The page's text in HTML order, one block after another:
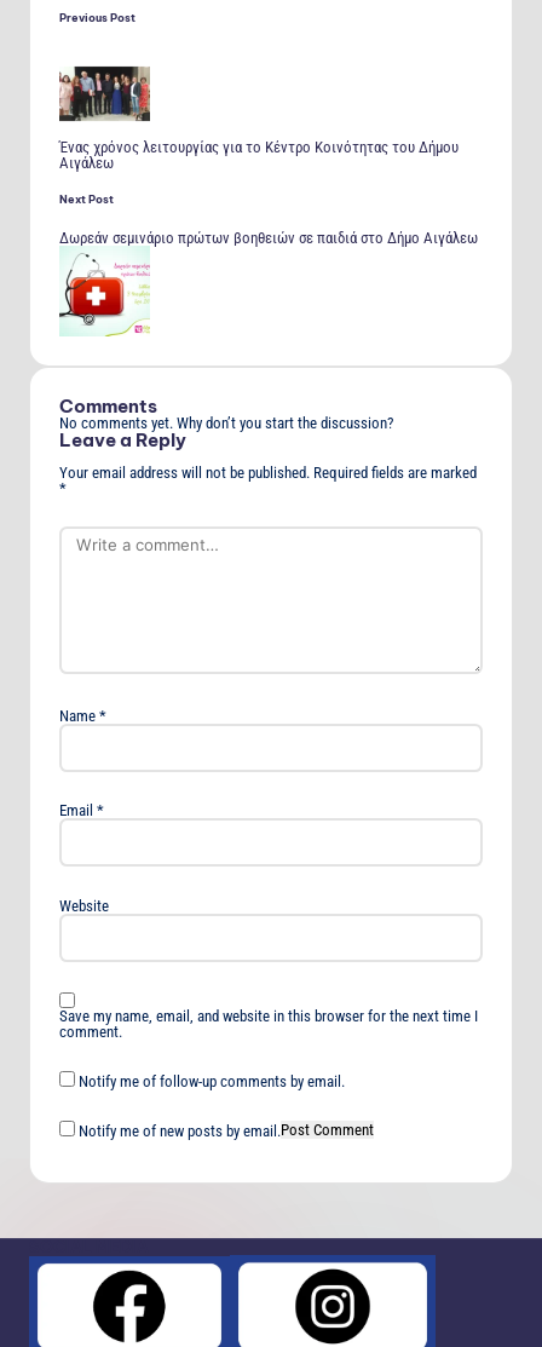
navigation
Previous Post
Ένας χρόνος λειτουργίας για το Κέντρο Κοινότητας του Δήμου
Αιγάλεω
Next Post
Δωρεάν σεμινάριο πρώτων βοηθειών σε παιδιά στο Δήμο Αιγάλεω
Comments
No comments yet. Why don’t you start the discussion?
Leave a Reply
Your email address will not be published. Required fields are marked
*
Name *
Email *
Website
Save my name, email, and website in this browser for the next time I
comment.
Notify me of follow-up comments by email.
Notify me of new posts by email.